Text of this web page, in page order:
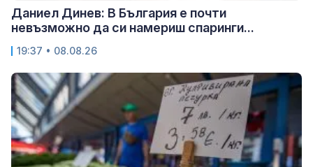
Даниел Динев: В България е почти
невъзможно да си намериш спаринги...
19:37 • 08.08.26